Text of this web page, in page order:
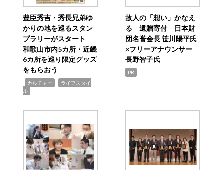
豊臣秀吉・秀長兄弟ゆ
かりの地を巡るスタン
プラリーがスタート
和歌山市内5カ所・近畿
6カ所を巡り限定グッズ
をもらおう
カルチャー
ライフスタイ
ル
故人の「想い」かなえ
る 遺贈寄付 日本財
団名誉会長 笹川陽平氏
×フリーアナウンサー
長野智子氏
PR